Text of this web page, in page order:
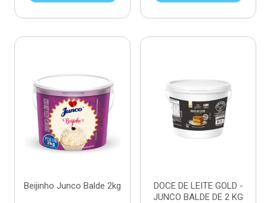
Beijinho Junco Balde 2kg
DOCE DE LEITE GOLD -
JUNCO BALDE DE 2 KG